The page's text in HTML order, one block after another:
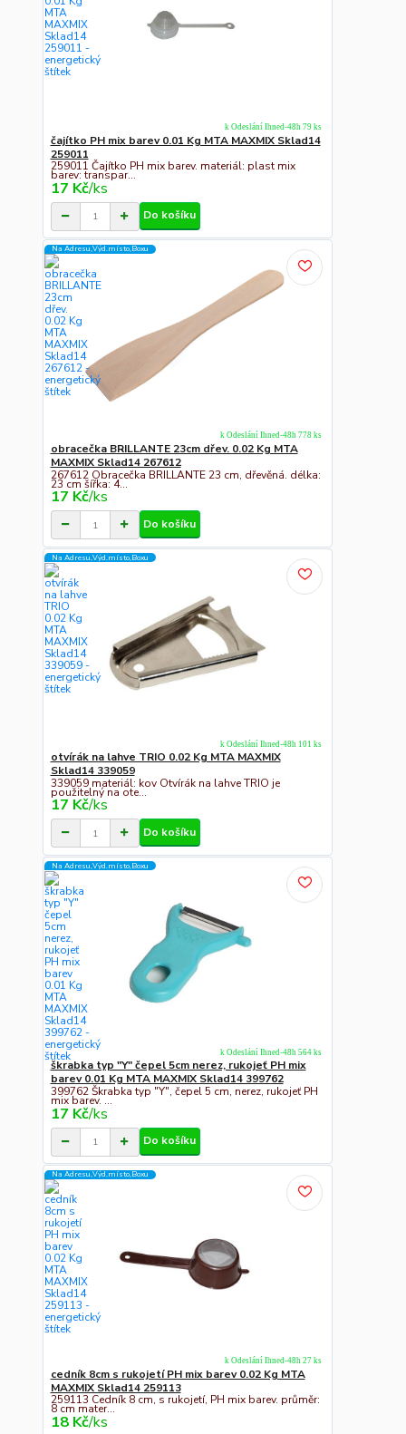
čajítko PH mix barev 0.01 Kg MTA MAXMIX Sklad14
259011
259011 Čajítko PH mix barev. materiál: plast mix
barev: transpar...
17 Kč/ks
k Odeslání Ihned-48h 79 ks
Do košíku
Na Adresu,Výd.místo,Boxu
obracečka BRILLANTE 23cm dřev. 0.02 Kg MTA
MAXMIX Sklad14 267612
267612 Obracečka BRILLANTE 23 cm, dřevěná. délka:
23 cm šířka: 4...
17 Kč/ks
k Odeslání Ihned-48h 778 ks
Do košíku
Na Adresu,Výd.místo,Boxu
otvírák na lahve TRIO 0.02 Kg MTA MAXMIX
Sklad14 339059
339059 materiál: kov Otvírák na lahve TRIO je
použitelný na ote...
17 Kč/ks
k Odeslání Ihned-48h 101 ks
Do košíku
Na Adresu,Výd.místo,Boxu
škrabka typ "Y" čepel 5cm nerez, rukojeť PH mix
barev 0.01 Kg MTA MAXMIX Sklad14 399762
399762 Škrabka typ "Y", čepel 5 cm, nerez, rukojeť PH
mix barev. ...
17 Kč/ks
k Odeslání Ihned-48h 564 ks
Do košíku
Na Adresu,Výd.místo,Boxu
cedník 8cm s rukojetí PH mix barev 0.02 Kg MTA
MAXMIX Sklad14 259113
259113 Cedník 8 cm, s rukojetí, PH mix barev. průměr:
8 cm mater...
18 Kč/ks
k Odeslání Ihned-48h 27 ks